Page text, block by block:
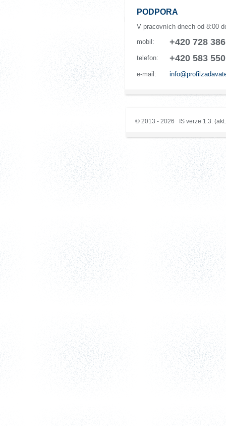
PODPORA
V pracovních dnech od 8:00
mobil:
+420 728
telefon: +420 583
e-mail:
© 2013 - 2026 IS verze 1.3.